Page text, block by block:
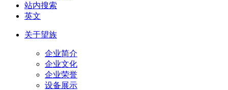
站内搜索
英文
关于望族
企业简介
企业文化
企业荣誉
设备展示